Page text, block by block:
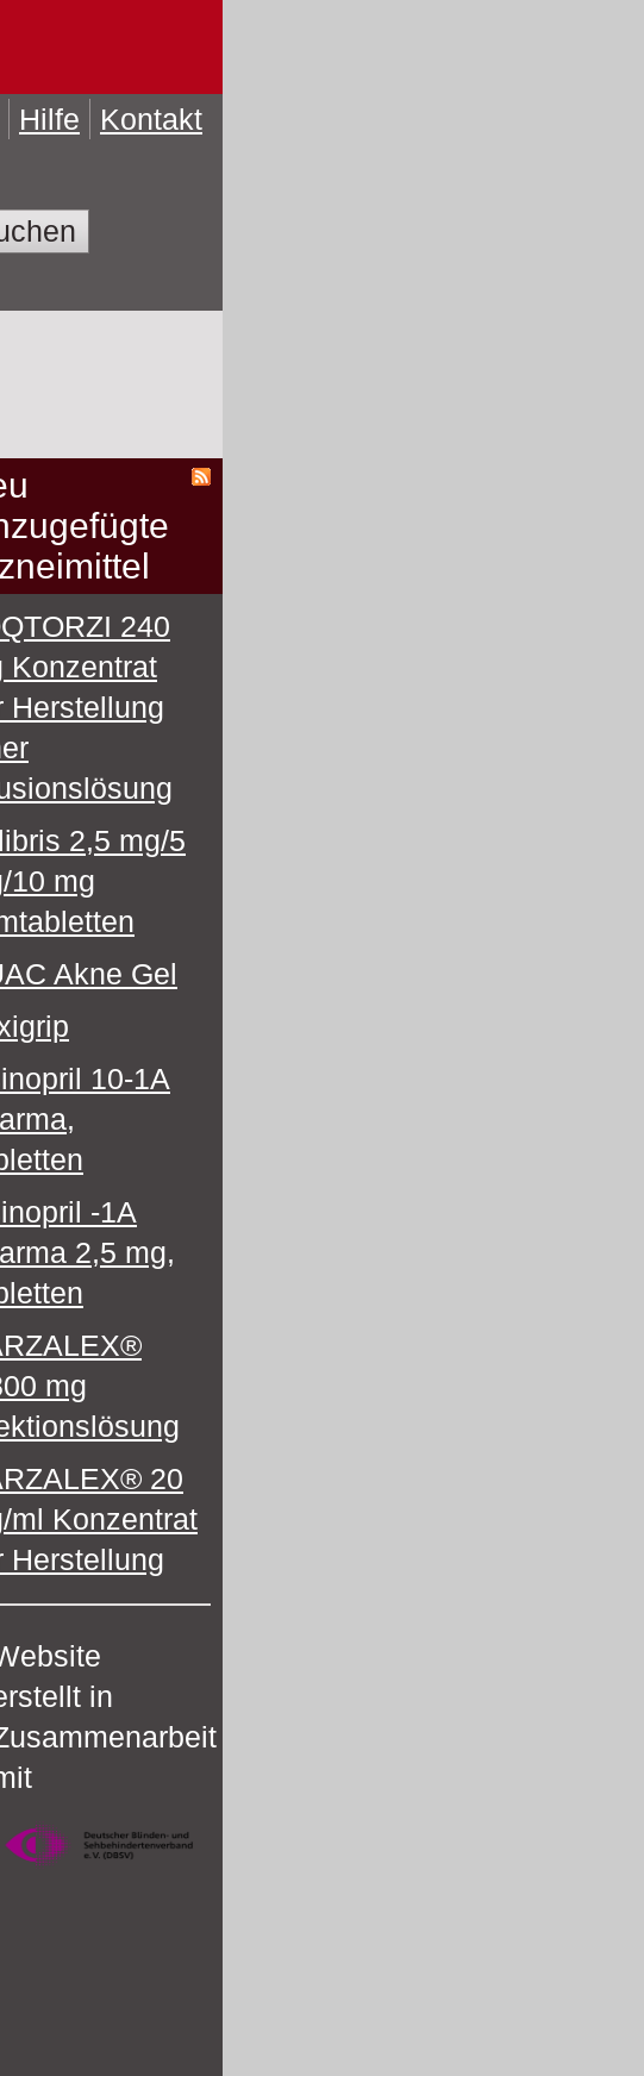
Hilfe Kontakt
240
Konzentrat
Herstellung
2,5 mg/5
10 mg
Akne Gel
10-1A
-1A
2,5 mg,
mg
20
ml Konzentrat
Herstellung
in